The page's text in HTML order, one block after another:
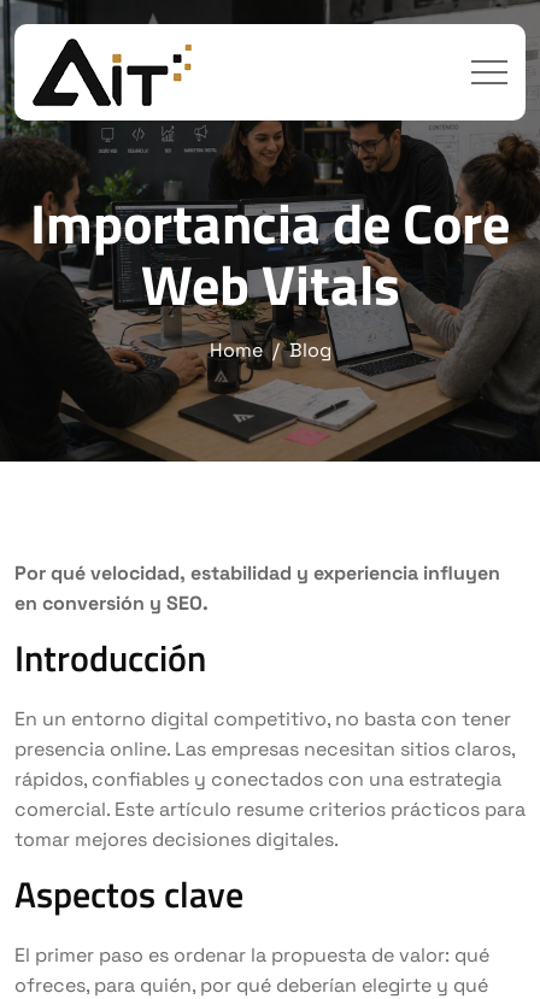
Importancia de Core
Web Vitals
Home Blog
Por qué velocidad, estabilidad y experiencia influyen
en conversión y SEO.
Introducción
En un entorno digital competitivo, no basta con tener
presencia online. Las empresas necesitan sitios claros,
rápidos, confiables y conectados con una estrategia
comercial. Este artículo resume criterios prácticos para
tomar mejores decisiones digitales.
Aspectos clave
El primer paso es ordenar la propuesta de valor: qué
ofreces, para quién, por qué deberían elegirte y qué